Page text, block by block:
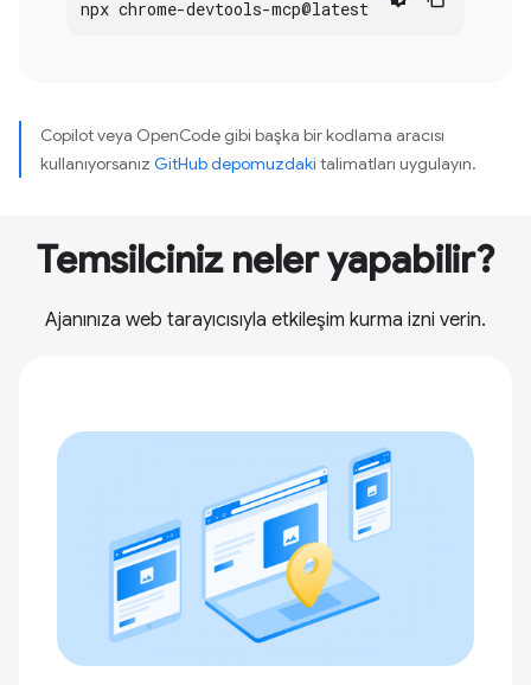
npx chrome-devtools-mcp@latest
Copilot veya OpenCode gibi başka bir kodlama aracısı
kullanıyorsanız GitHub depomuzdaki talimatları uygulayın.
Temsilciniz neler yapabilir?
Ajanınıza web tarayıcısıyla etkileşim kurma izni verin.